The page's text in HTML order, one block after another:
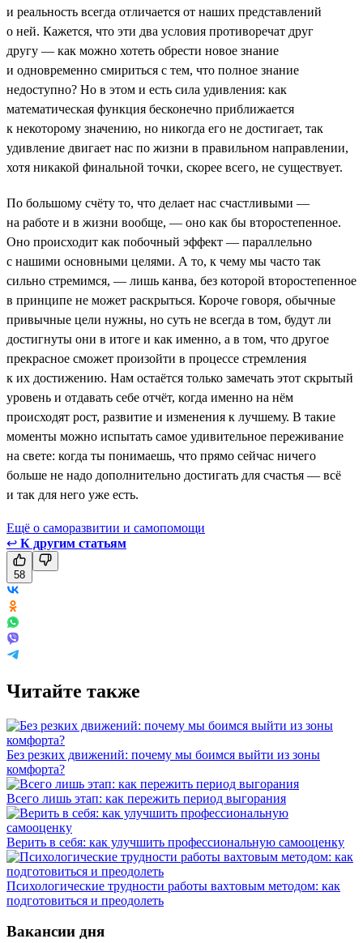
и реальность всегда отличается от наших представлений
о ней. Кажется, что эти два условия противоречат друг
другу — как можно хотеть обрести новое знание
и одновременно смириться с тем, что полное знание
недоступно? Но в этом и есть сила удивления: как
математическая функция бесконечно приближается
к некоторому значению, но никогда его не достигает, так
удивление двигает нас по жизни в правильном направлении,
хотя никакой финальной точки, скорее всего, не существует.
По большому счёту то, что делает нас счастливыми —
на работе и в жизни вообще, — оно как бы второстепенное.
Оно происходит как побочный эффект — параллельно
с нашими основными целями. А то, к чему мы часто так
сильно стремимся, — лишь канва, без которой второстепенное
в принципе не может раскрыться. Короче говоря, обычные
привычные цели нужны, но суть не всегда в том, будут ли
достигнуты они в итоге и как именно, а в том, что другое
прекрасное сможет произойти в процессе стремления
к их достижению. Нам остаётся только замечать этот скрытый
уровень и отдавать себе отчёт, когда именно на нём
происходят рост, развитие и изменения к лучшему. В такие
моменты можно испытать самое удивительное переживание
на свете: когда ты понимаешь, что прямо сейчас ничего
больше не надо дополнительно достигать для счастья — всё
и так для него уже есть.
Ещё о саморазвитии и самопомощи
↩ К другим статьям
58
Читайте также
Без резких движений: почему мы боимся выйти из зоны
комфорта?
Всего лишь этап: как пережить период выгорания
Верить в себя: как улучшить профессиональную самооценку
Психологические трудности работы вахтовым методом: как
подготовиться и преодолеть
Вакансии дня